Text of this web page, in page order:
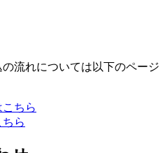
流れについては以下のページ
ちら
ら